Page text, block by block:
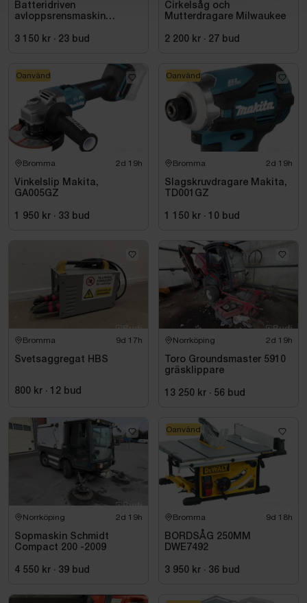
Batteridriven
avloppsrensmaskin
FSSM-121 | Oanvänd
3 150 kr · 23 bud
Cirkelsåg och
Mutterdragare Milwaukee
2 200 kr · 27 bud
Bromma 2d 19h
Vinkelslip Makita,
GA005GZ
1 950 kr · 33 bud
Oanvänd
Bromma 2d 19h
Slagskruvdragare Makita,
TD001GZ
1 150 kr · 10 bud
Oanvänd
Bromma 9d 17h
Svetsaggregat HBS
800 kr · 12 bud
Norrköping 2d 19h
Toro Groundsmaster 5910
gräsklippare
13 250 kr · 56 bud
Norrköping 2d 19h
Sopmaskin Schmidt
Compact 200 -2009
4 550 kr · 39 bud
Bromma 9d 18h
BORDSÅG 250MM
DWE7492
3 950 kr · 36 bud
Oanvänd